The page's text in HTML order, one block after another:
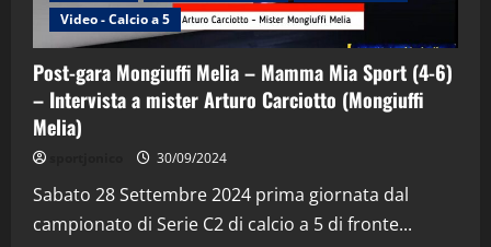
Video - Calcio a 5
Post-gara Mongiuffi Melia – Mamma Mia Sport (4-6)
– Intervista a mister Arturo Carciotto (Mongiuffi
Melia)
30/09/2024
Sabato 28 Settembre 2024 prima giornata dal
campionato di Serie C2 di calcio a 5 di fronte...
2
“SportEmpire” in Podcast: 29^ Puntata
(Martedi 28 Aprile 2026)
28/04/2026